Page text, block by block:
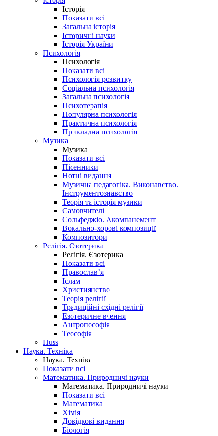
Історія
Показати всі
Загальна історія
Історичні науки
Історія України
Психологія
Психологія
Показати всі
Психологія розвитку
Соціальна психологія
Загальна психологія
Психотерапія
Популярна психологія
Практична психологія
Прикладна психологія
Музика
Музика
Показати всі
Пісенники
Нотні видання
Музична педагогіка. Виконавство.
Інструментознавство
Теорія та історія музики
Самовчителі
Сольфеджіо. Акомпанемент
Вокально-хорові композиції
Композитори
Релігія. Єзотерика
Релігія. Єзотерика
Показати всі
Православ’я
Іслам
Християнство
Теорія релігії
Традиційні східні релігії
Езотеричне вчення
Антропософія
Теософія
Huss
Наука. Техніка
Наука. Техніка
Показати всі
Математика. Природничі науки
Математика. Природничі науки
Показати всі
Математика
Хімія
Довідкові видання
Біологія